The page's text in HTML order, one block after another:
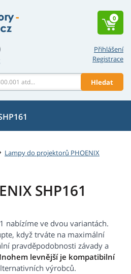
Přihlášení
Registrace
Hledat
0
Lampy do projektorů PHOENIX
SHP161
nabízíme ve dvou variantách.
když trváte na maximální
pravděpodobnosti závady a
levnější je kompatibilní
výrobců.